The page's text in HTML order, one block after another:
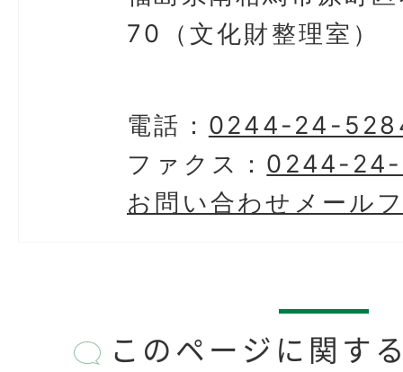
70（文化財整理室）
電話： 0244-24-
ファクス： 0244-
お問い合わせメール
このページに関す